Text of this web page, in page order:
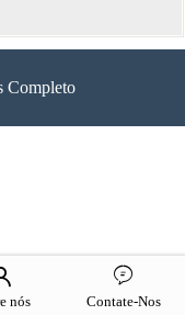
Completo
nós Contate-Nos